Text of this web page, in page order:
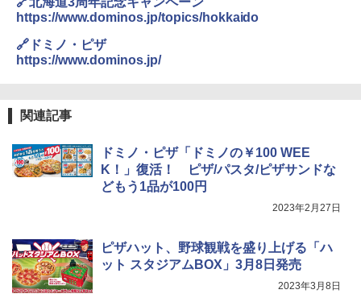
ーム調理 フラットテーブル トースト機
4
TOSHIBA(東芝) スチームオーブンレン
ジ 石窯ドーム ER-D80A(K) ブラック 25
0℃ 1段調理 フラットテーブル 電子レン
ジ 赤外線センサー ノンフライ調理 簡単
らし ファミリー
￥34,546
https://www.dominos.jp/topics/hokkaido
🔗ドミノ・ピザ
https://www.dominos.jp/
関連記事
ドミノ・ピザ「ドミノの￥100 WEE
K！」復活！ ピザ/パスタ/ピザサンドな
どもう1品が100円
2023年2月27日
ピザハット、野球観戦を盛り上げる「ハ
ット スタジアムBOX」3月8日発売
2023年3月8日